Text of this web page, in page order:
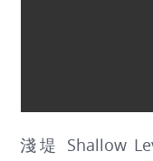
淺堤 Shallow